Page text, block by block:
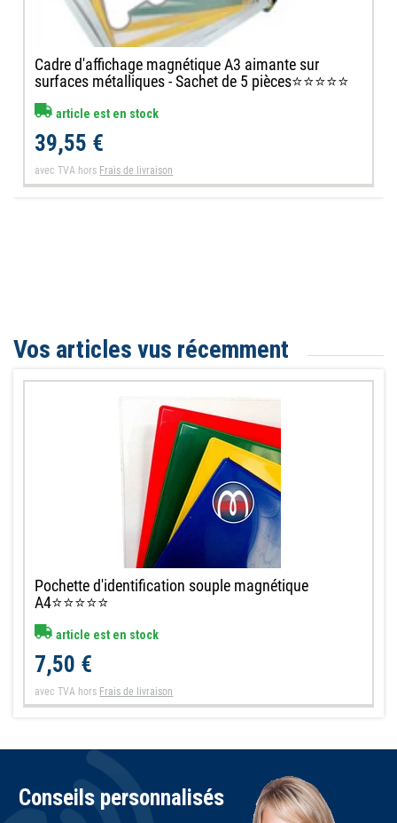
Cadre d'affichage magnétique A3 aimante sur
surfaces métalliques - Sachet de 5 pièces⭐⭐⭐⭐⭐
article est en stock
39,55 €
avec TVA hors Frais de livraison
Vos articles vus récemment
Pochette d'identification souple magnétique
A4⭐⭐⭐⭐⭐
article est en stock
7,50 €
avec TVA hors Frais de livraison
Conseils personnalisés